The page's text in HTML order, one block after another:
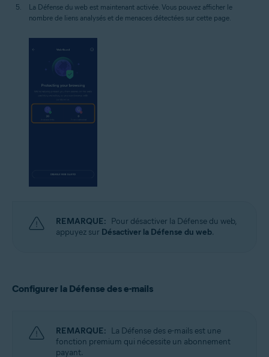
La Défense du web est maintenant activée. Vous pouvez afficher le
nombre de liens analysés et de menaces détectées sur cette page.
REMARQUE: Pour désactiver la Défense du web,
appuyez sur Désactiver la Défense du web.
Configurer la Défense des e-mails
REMARQUE: La Défense des e-mails est une
fonction premium qui nécessite un abonnement
payant.